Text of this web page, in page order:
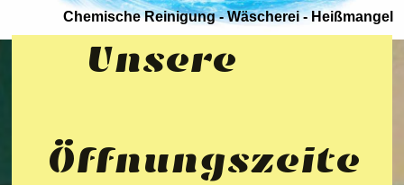
Chemische Reinigung - Wäscherei - Heißmangel
Unsere
Öffnungszeite